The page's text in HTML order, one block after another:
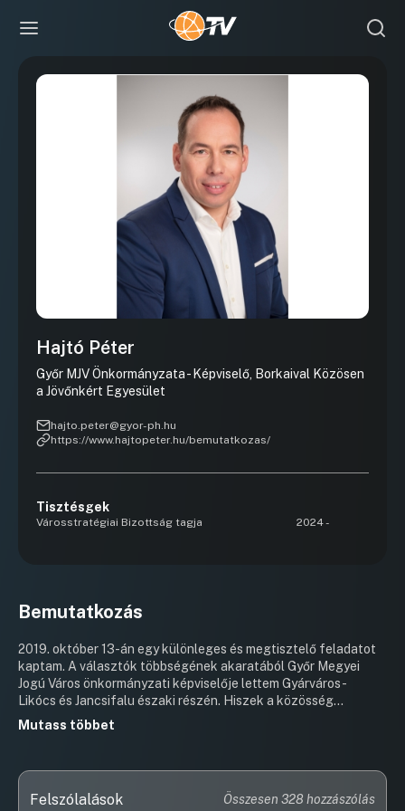
Hajtó Péter
Győr MJV Önkormányzata - Képviselő, Borkaival Közösen
a Jövőnkért Egyesület
hajto.peter@gyor-ph.hu
https://www.hajtopeter.hu/bemutatkozas/
Tisztésgek
Városstratégiai Bizottság tagja 2024 -
Bemutatkozás
2019. október 13-án egy különleges és megtisztelő feladatot
kaptam. A választók többségének akaratából Győr Megyei
Jogú Város önkormányzati képviselője lettem Gyárváros-
Likócs és Jancsifalu északi részén. Hiszek a közösség
erejében így a lakossággal közösen, rengeteg kommunikációs
formát kihasználva szépítjük és építjük a választókörzetet!
Üzemeltetési – és Kulturális igazgatóként, másfél évet
gyönyörű kisfiú édesapja. Bertin 5 éves, Kolen 3 éves. A
Mutass többet
Felszólalások Összesen 328 hozzászólás